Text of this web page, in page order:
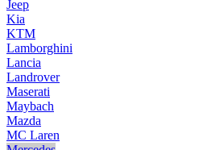
Jeep
Kia
KTM
Lamborghini
Lancia
Landrover
Maserati
Maybach
Mazda
MC Laren